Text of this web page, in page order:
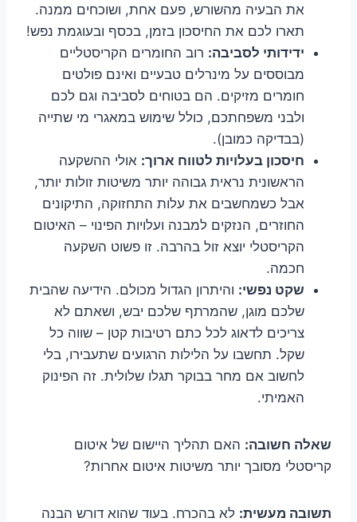
את הבעיה מהשורש, פעם אחת, ושוכחים ממנה.
תארו לכם את החיסכון בזמן, בכסף ובעוגמת נפש!
ידידותי לסביבה: רוב החומרים הקריסטליים
מבוססים על מינרלים טבעיים ואינם פולטים
חומרים מזיקים. הם בטוחים לסביבה וגם לכם
ולבני משפחתכם, כולל שימוש במאגרי מי שתייה
(בבדיקה כמובן).
חיסכון בעלויות לטווח ארוך: אולי ההשקעה
הראשונית נראית גבוהה יותר משיטות זולות יותר,
אבל כשמחשבים את עלות התחזוקה, התיקונים
החוזרים, הנזקים למבנה ועלויות הפינוי – האיטום
הקריסטלי יוצא זול בהרבה. זו פשוט השקעה
חכמה.
שקט נפשי: והיתרון הגדול מכולם. הידיעה שהבית
שלכם מוגן, שהמרתף שלכם יבש, ושאתם לא
צריכים לדאוג לכל כתם רטיבות קטן – שווה כל
שקל. תחשבו על הלילות הרגועים שתעבירו, בלי
לחשוב אם מחר בבוקר תגלו שלולית. זה הפינוק
האמיתי.
שאלה חשובה: האם תהליך היישום של איטום
קריסטלי מסובך יותר משיטות איטום אחרות?
תשובה מעשית: לא בהכרח. בעוד שהוא דורש הבנה